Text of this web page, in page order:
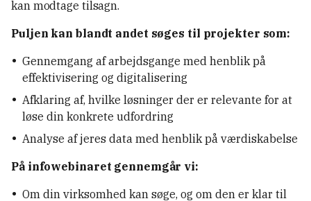
kan modtage tilsagn.
Puljen kan blandt andet søges til projekter som:
Gennemgang af arbejdsgange med henblik på
effektivisering og digitalisering
Afklaring af, hvilke løsninger der er relevante for at
løse din konkrete udfordring
Analyse af jeres data med henblik på værdiskabelse
På infowebinaret gennemgår vi:
Om din virksomhed kan søge, og om den er klar til